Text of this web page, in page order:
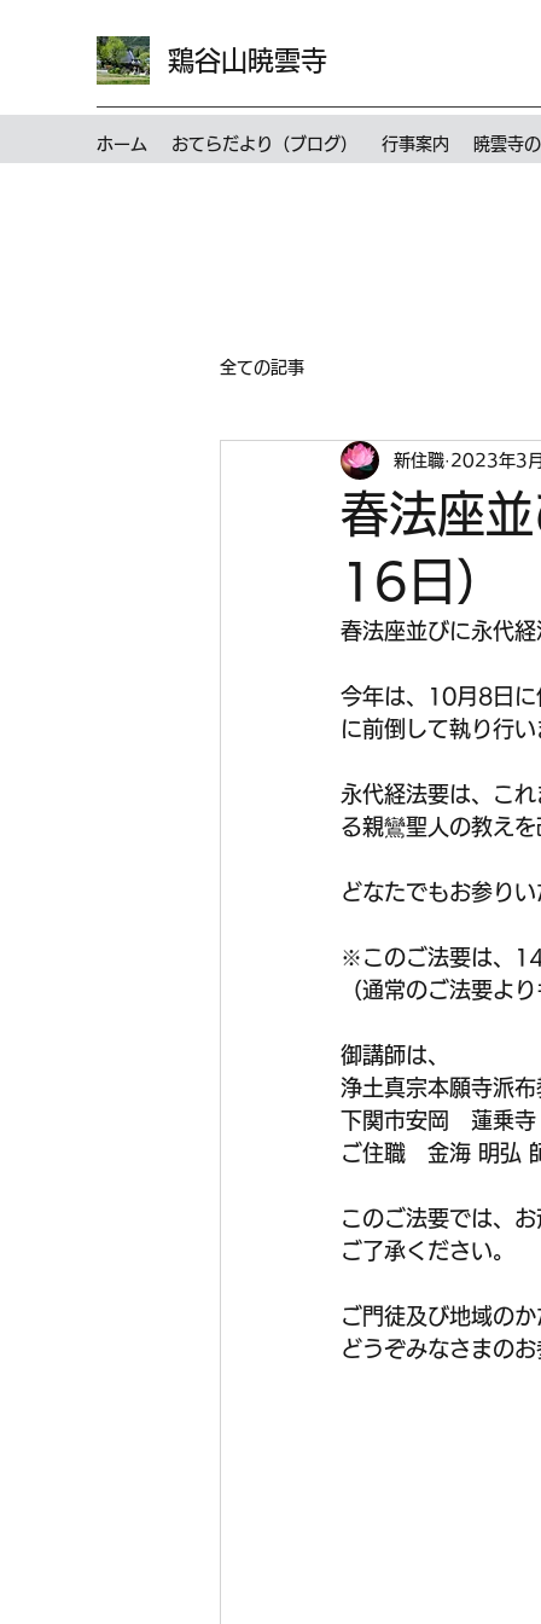
鶏谷山暁雲寺
ホーム おてらだより（ブログ） 行事案内 暁雲寺
全ての記事
春法座
16日）
新住職 2023年3
春法座並びに永代
今年は、10月8日に
に前倒して執り行
永代経法要は、こ
る親鸞聖人の教え
どなたでもお参り
​※このご法要は、
（通常のご法要よ
​御講師は、
浄土真宗本願寺派布
下関市安岡　蓮乗寺
ご住職　金海 明弘
このご法要では、
ご了承ください。
ご門徒及び地域の
どうぞみなさまの